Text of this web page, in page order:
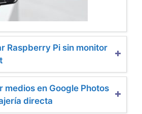
Raspberry Pi sin monitor
medios en Google Photos
directa